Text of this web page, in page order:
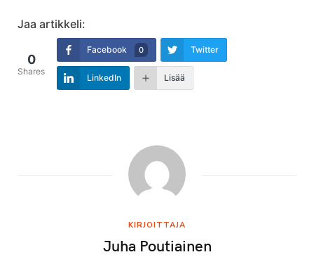
Jaa artikkeli:
0
Shares
Facebook 0 Twitter
LinkedIn Lisää
KIRJOITTAJA
Juha Poutiainen